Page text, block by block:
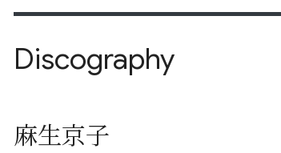
Discography
麻生京子